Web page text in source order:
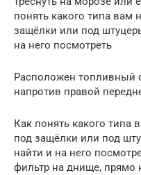
понять какого типа
защёлки или под
на него посмотреть
Расположен топливный
напротив правой
Как понять какого типа
под защёлки или под
найти и на него
фильтр на днище, прямо